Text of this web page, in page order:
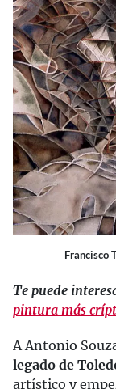
Francisco
Te puede
pintura más
A Antonio
legado de
artístico y